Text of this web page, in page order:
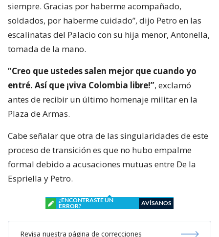
siempre. Gracias por haberme acompañado,
soldados, por haberme cuidado”, dijo Petro en las
escalinatas del Palacio con su hija menor, Antonella,
tomada de la mano.
“Creo que ustedes salen mejor que cuando yo
entré. Así que ¡viva Colombia libre!”, exclamó
antes de recibir un último homenaje militar en la
Plaza de Armas.
Cabe señalar que otra de las singularidades de este
proceso de transición es que no hubo empalme
formal debido a acusaciones mutuas entre De la
Espriella y Petro.
¿ENCONTRASTE UN
ERROR?
AVÍSANOS
Revisa nuestra página de correcciones